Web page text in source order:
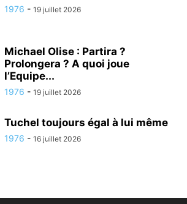
1976 - 19 juillet 2026
Michael Olise : Partira ?
Prolongera ? A quoi joue
l’Equipe...
1976 - 19 juillet 2026
Tuchel toujours égal à lui même
1976 - 16 juillet 2026